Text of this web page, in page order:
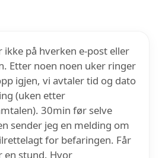
ikke på hverken e-post eller
Etter noen noen uker ringer
igjen, vi avtaler tid og dato
(uken etter
30min før selve
sender jeg en melding om
for befaringen. Får
en stund. Hvor